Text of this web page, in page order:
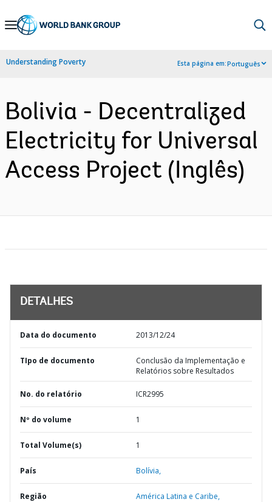
Skip
Navigation
Understanding Poverty Esta página em:Português
Bolivia - Decentralized
Electricity for Universal
Access Project (Inglês)
DETALHES
Data do documento 2013/12/24
TIpo de documento
Conclusão da Implementação e
Relatórios sobre Resultados
No. do relatório ICR2995
Nº do volume 1
Total Volume(s) 1
País Bolívia,
Região América Latina e Caribe,